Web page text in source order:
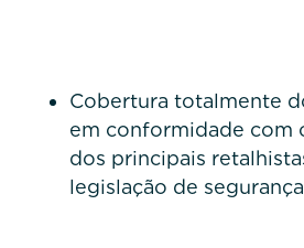
Cobertura totalmente
em conformidade com
dos principais
legislação de